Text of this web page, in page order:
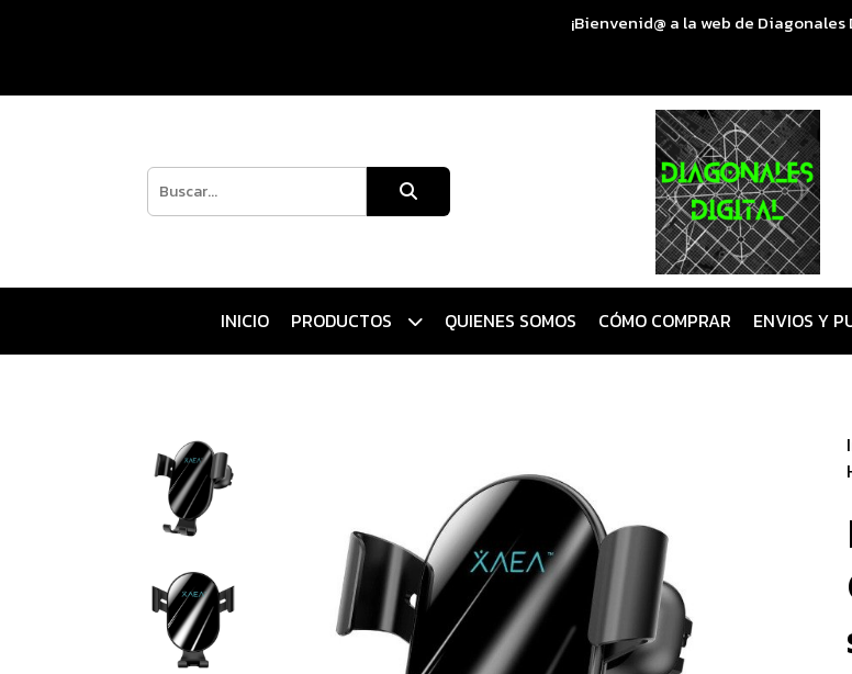
¡Bienvenid@ a la web de
INICIO PRODUCTOS QUIENES SOMOS CÓMO COMPRAR ENVIOS Y